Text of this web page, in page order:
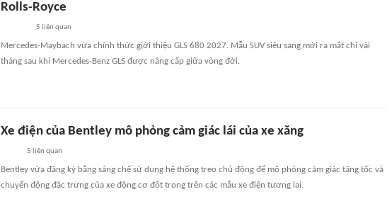
Rolls-Royce
5 liên quan
Mercedes-Maybach vừa chính thức giới thiệu GLS 680 2027. Mẫu SUV siêu sang mới ra mắt chỉ vài
tháng sau khi Mercedes-Benz GLS được nâng cấp giữa vòng đời.
Xe điện của Bentley mô phỏng cảm giác lái của xe xăng
5 liên quan
Bentley vừa đăng ký bằng sáng chế sử dụng hệ thống treo chủ động để mô phỏng cảm giác tăng tốc và
chuyển động đặc trưng của xe động cơ đốt trong trên các mẫu xe điện tương lai.